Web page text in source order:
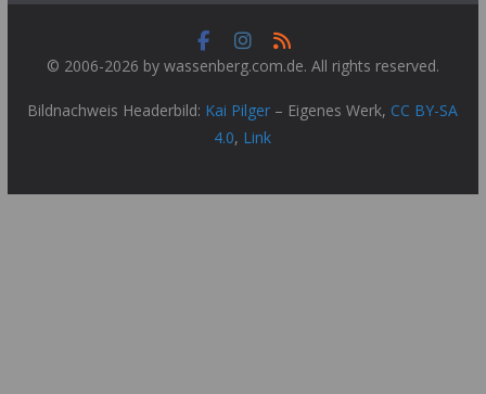
© 2006-2026 by wassenberg.com.de. All rights reserved.
Bildnachweis Headerbild: Kai Pilger – Eigenes Werk, CC BY-SA
4.0, Link